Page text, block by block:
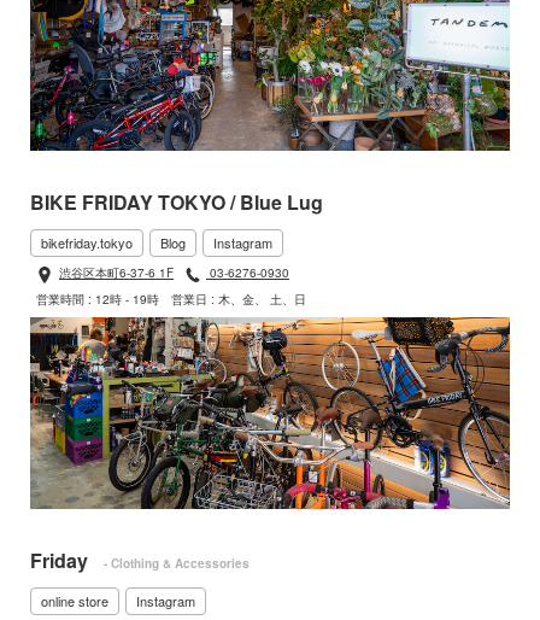
BIKE FRIDAY TOKYO / Blue Lug
bikefriday.tokyo Blog Instagram
渋谷区本町6-37-6 1F
03-6276-0930
営業時間 : 12時 - 19時
営業日 : 木、金、 土、日
Friday - Clothing & Accessories
online store Instagram